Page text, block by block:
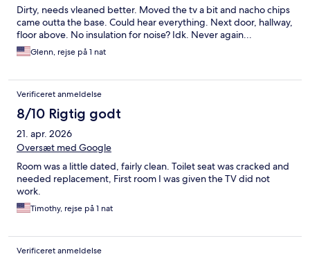
Dirty, needs vleaned better. Moved the tv a bit and nacho chips
came outta the base. Could hear everything. Next door, hallway,
floor above. No insulation for noise? Idk. Never again...
Glenn, rejse på 1 nat
Verificeret anmeldelse
8/10 Rigtig godt
21. apr. 2026
Oversæt med Google
Room was a little dated, fairly clean. Toilet seat was cracked and
needed replacement, First room I was given the TV did not
work.
Timothy, rejse på 1 nat
Verificeret anmeldelse